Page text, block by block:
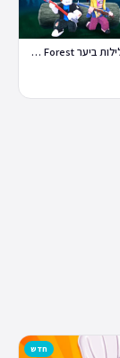
99 לילות ביער Nights in the Forest
חדש